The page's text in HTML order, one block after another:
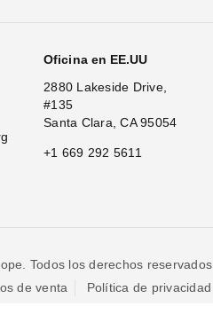
Oficina en EE.UU
2880 Lakeside Drive,
#135
Santa Clara, CA 95054
+1 669 292 5611
Todos los derechos reservados.
de venta Política de privacidad